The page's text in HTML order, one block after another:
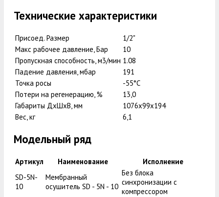
Технические характеристики
Присоед. Размер
1/2"
Макс рабочее давление, Бар
10
Пропускная способность, м3/мин 1.08
Падение давления, мбар
191
Точка росы
-55°С
Потери на регенерацию, %
13,0
Габариты ДxШxВ, мм
1076x99x194
Вес, кг
6,1
Модельный ряд
Артикул Наименование
Исполнение
SD-5N-
10
Мембранный
осушитель SD - 5N - 10
Без блока
синхронизации с
компрессором